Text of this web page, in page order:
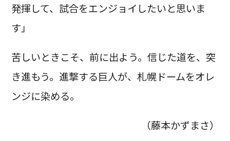
発揮して、試合をエンジョイしたいと思いま
す」
苦しいときこそ、前に出よう。信じた道を、突
き進もう。進撃する巨人が、札幌ドームをオレ
ンジに染める。
（藤本かずまさ）